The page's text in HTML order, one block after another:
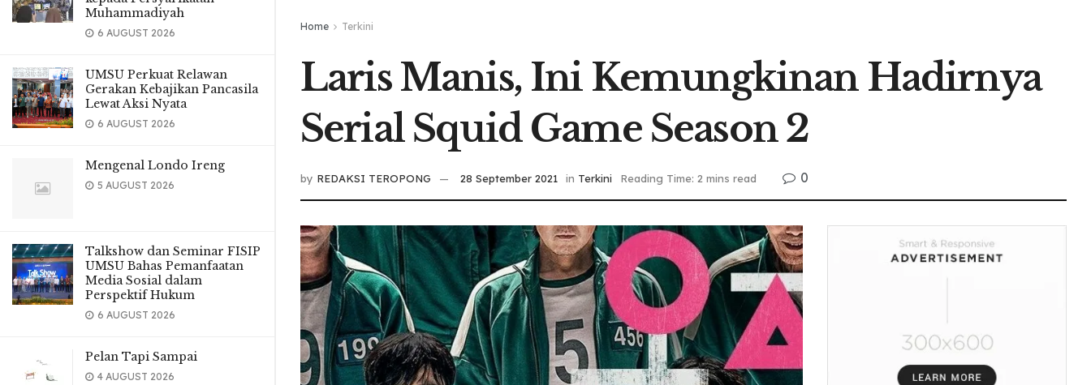
Muhammadiyah
6 AUGUST 2026
UMSU Perkuat Relawan
Gerakan Kebajikan Pancasila
Lewat Aksi Nyata
6 AUGUST 2026
Mengenal Londo Ireng
5 AUGUST 2026
Talkshow dan Seminar FISIP
UMSU Bahas Pemanfaatan
Media Sosial dalam
Perspektif Hukum
6 AUGUST 2026
Pelan Tapi Sampai
4 AUGUST 2026
Home Terkini
Laris Manis, Ini Kemungkinan Hadirnya
Serial Squid Game Season 2
by REDAKSI TEROPONG 28 September 2021 in Terkini Reading Time: 2 mins read 0